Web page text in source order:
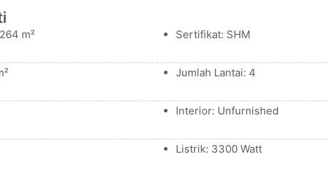
m² Sertifikat: SHM
Jumlah Lantai: 4
Interior: Unfurnished
Listrik: 3300 Watt